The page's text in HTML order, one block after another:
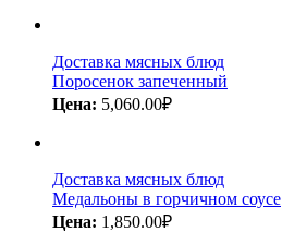
Доставка мясных блюд
Поросенок запеченный
Цена: 5,060.00₽
Доставка мясных блюд
Медальоны в горчичном соусе
Цена: 1,850.00₽